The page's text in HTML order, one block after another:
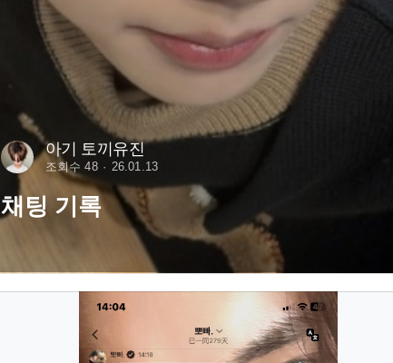
아기 토끼유진
조회수 48 26.01.13
채팅 기록